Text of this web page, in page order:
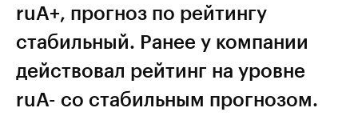
ruA+, прогноз по рейтингу
стабильный. Ранее у компании
действовал рейтинг на уровне
ruA- со стабильным прогнозом.